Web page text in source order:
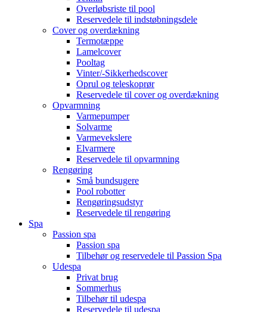
Overløbsriste til pool
Reservedele til indstøbningsdele
Cover og overdækning
Termotæppe
Lamelcover
Pooltag
Vinter/-Sikkerhedscover
Oprul og teleskoprør
Reservedele til cover og overdækning
Opvarmning
Varmepumper
Solvarme
Varmevekslere
Elvarmere
Reservedele til opvarmning
Rengøring
Små bundsugere
Pool robotter
Rengøringsudstyr
Reservedele til rengøring
Spa
Passion spa
Passion spa
Tilbehør og reservedele til Passion Spa
Udespa
Privat brug
Sommerhus
Tilbehør til udespa
Reservedele til udespa